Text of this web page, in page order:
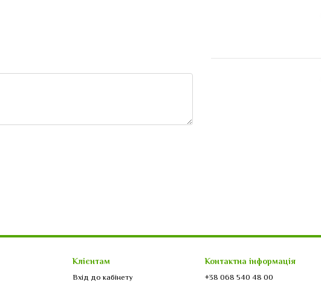
Клієнтам
Вхід до кабінету
Контактна інформація
+38 068 540 48 00